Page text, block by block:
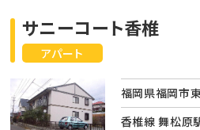
アパート
サニーコート香椎
福岡県福岡市
香椎線 舞松原